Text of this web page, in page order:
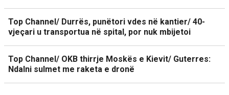
Top Channel/ Durrës, punëtori vdes në kantier/ 40-
vjeçari u transportua në spital, por nuk mbijetoi
Top Channel/ OKB thirrje Moskës e Kievit/ Guterres:
Ndalni sulmet me raketa e dronë